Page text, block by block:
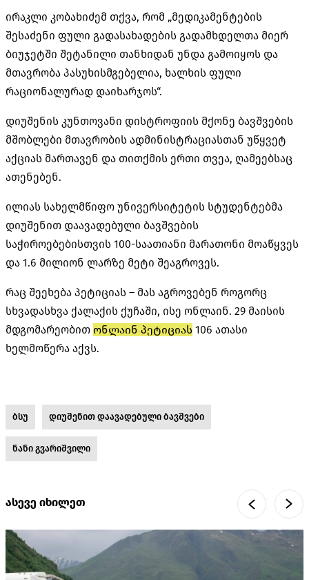
ირაკლი კობახიძემ თქვა, რომ „მედიკამენტების
შესაძენი ფული გადასახადების გადამხდელთა მიერ
ბიუჯეტში შეტანილი თანხიდან უნდა გამოიყოს და
მთავრობა პასუხისმგებელია, ხალხის ფული
რაციონალურად დაიხარჯოს“.
დიუშენის კუნთოვანი დისტროფიის მქონე ბავშვების
მშობლები მთავრობის ადმინისტრაციასთან უწყვეტ
აქციას მართავენ და თითქმის ერთი თვეა, ღამეებსაც
ათენებენ.
ილიას სახელმწიფო უნივერსიტეტის სტუდენტებმა
დიუშენით დაავადებული ბავშვების
საჭიროებებისთვის 100-საათიანი მარათონი მოაწყვეს
და 1.6 მილიონ ლარზე მეტი შეაგროვეს.
რაც შეეხება პეტიციას – მას აგროვებენ როგორც
სხვადასხვა ქალაქის ქუჩაში, ისე ონლაინ. 29 მაისის
მდგომარეობით ონლაინ პეტიციას 106 ათასი
ხელმოწერა აქვს.
ბსუ დიუშენით დაავადებული ბავშვები
ნანი გვარიშვილი
ასევე იხილეთ